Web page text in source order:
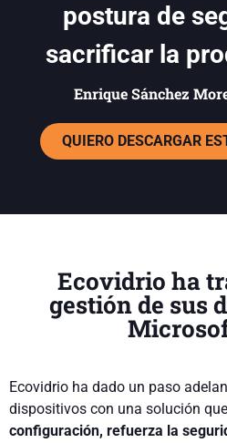
postura de
sacrificar la
Enrique Sánchez
QUIERO DESCARGAR
Ecovidrio ha
gestión de sus
Ecovidrio ha dado un paso
dispositivos con una solución que
configuración, refuerza la